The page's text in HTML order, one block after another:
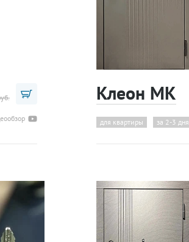
Клеон MK
для квартиры за 2-3 дня